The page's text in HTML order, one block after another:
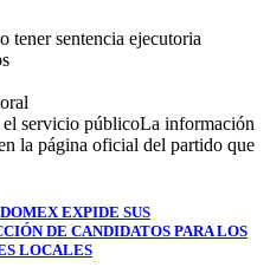
tener sentencia ejecutoria
servicio públicoLa información
la página oficial del partido que
EXPIDE SUS
DE CANDIDATOS PARA LOS
LOCALES